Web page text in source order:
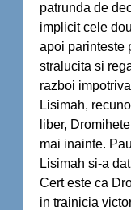
patrunda de
implicit cele
apoi parinteste
stralucita si
razboi
Lisimah,
liber,
mai inainte.
Lisimah si-a
Cert este ca
in trainicia